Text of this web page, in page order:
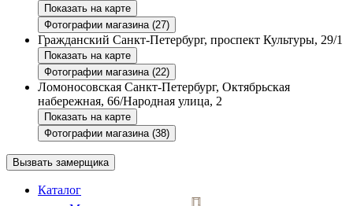
Показать на карте
Фотографии магазина (27)
Гражданский Санкт-Петербург, проспект Культуры, 29/1
Показать на карте
Фотографии магазина (22)
Ломоносовская Санкт-Петербург, Октябрьская
набережная, 66/Народная улица, 2
Показать на карте
Фотографии магазина (38)
Вызвать замерщика
Каталог